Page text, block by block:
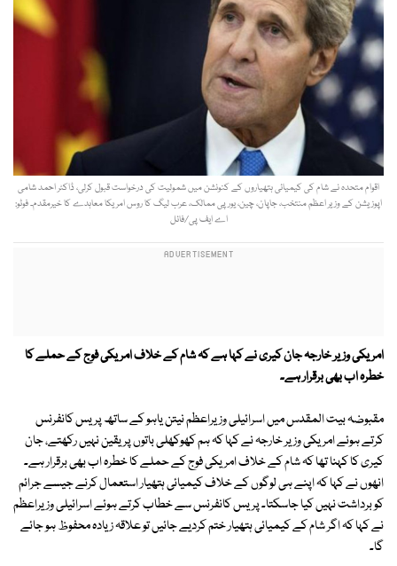
اقوام متحدہ نے شام کی کیمیائی ہتھیاروں کے کنونشن میں شمولیت کی درخواست قبول کرلی، ڈاکٹر احمد شامی
اپوزیشن کے وزیر اعظم منتخب، جاپان، چین، یورپی ممالک، عرب لیگ کا روس امریکا معاہدے کا خیرمقدم۔ فوٹو:
اے ایف پی/فائل
امریکی وزیر خارجہ جان کیری نے کہا ہے کہ شام کے خلاف امریکی فوج کے حملے کا
خطرہ اب بھی برقرار ہے۔
مقبوضہ بیت المقدس میں اسرائیلی وزیراعظم نیتن یاہو کے ساتھ پریس کانفرنس
کرتے ہوئے امریکی وزیر خارجہ نے کہا کہ ہم کھوکھلی باتوں پر یقین نہیں رکھتے، جان
کیری کا کہنا تھا کہ شام کے خلاف امریکی فوج کے حملے کا خطرہ اب بھی برقرار ہے۔
انھوں نے کہا کہ اپنے ہی لوگوں کے خلاف کیمیائی ہتھیار استعمال کرنے جیسے جرائم
کو برداشت نہیں کیا جاسکتا۔ پریس کانفرنس سے خطاب کرتے ہوئے اسرائیلی وزیراعظم
نے کہا کہ اگر شام کے کیمیائی ہتھیار ختم کردیے جائیں تو علاقہ زیادہ محفوظ ہو جائے
گا۔